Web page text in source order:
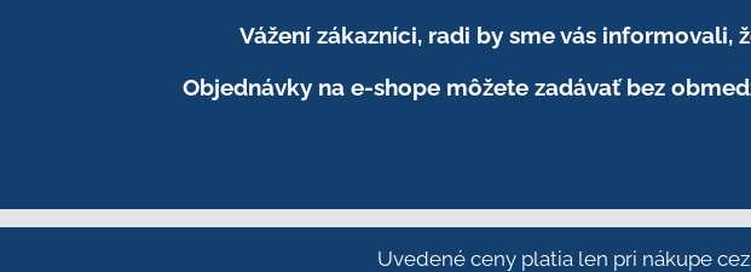
Vážení zákazníci, radi by sme vás informovali,
Objednávky na e-shope môžete zadávať bez
Uvedené ceny platia len pri nákupe